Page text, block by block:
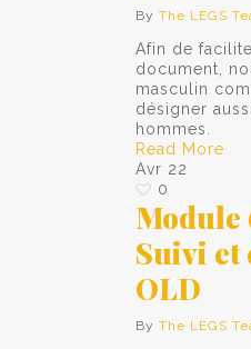
By The LEGS
Afin de
document,
masculin
désigner
hommes.
Read More
Avr 22
0
Module
Suivi et
OLD
By The LEGS